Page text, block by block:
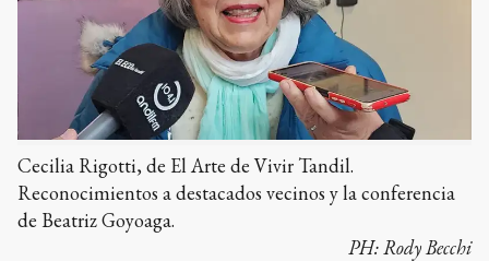
Cecilia Rigotti, de El Arte de Vivir Tandil.
Reconocimientos a destacados vecinos y la conferencia
de Beatriz Goyoaga.
PH:Rody Becchi